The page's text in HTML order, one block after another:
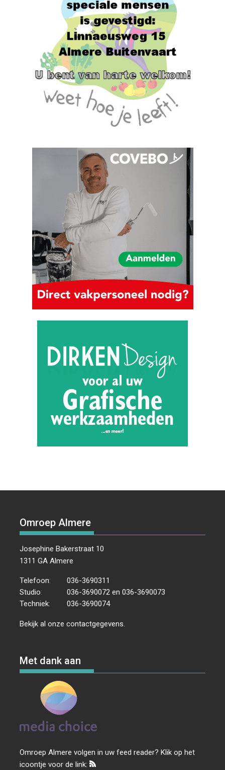
Omroep Almere
Josephine Bakerstraat 10
1311 GA Almere
Telefoon:
036-3690311
Studio:
036-3690072 en 036-3690073
Techniek:
036-3690074
Bekijk al onzecontactgegevens
Met dank aan
Omroep Almere volgen in uw feed reader? Klik op het
icoontje voor de link: